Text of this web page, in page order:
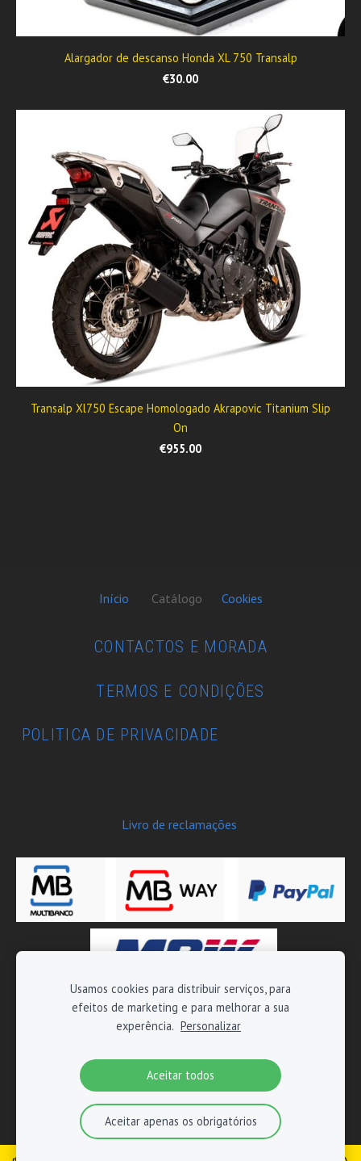
Alargador de descanso Honda XL 750 Transalp
€30.00
Transalp Xl750 Escape Homologado Akrapovic Titanium Slip
On
€955.00
Início Catálogo Cookies
CONTACTOS E MORADA
TERMOS E CONDIÇÕES
POLITICA DE PRIVACIDADE
Livro de reclamações
Copyright © 2026 Moto-Tech - Todos os direitos reservados
Usamos cookies para distribuir serviços, para
efeitos de marketing e para melhorar a sua
experência. Personalizar
Aceitar todos
Aceitar apenas os obrigatórios